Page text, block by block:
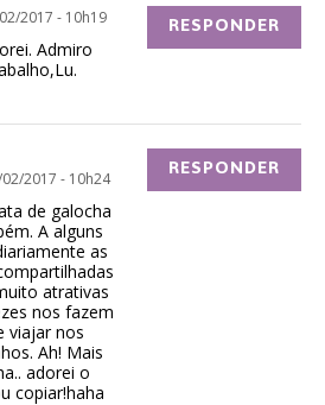
2017 - 10h19
Admiro
RESPONDER
2017 - 10h24
de galocha
A alguns
as
atrativas
nos fazem
viajar nos
Ah! Mais
adorei o
copiar!haha
RESPONDER